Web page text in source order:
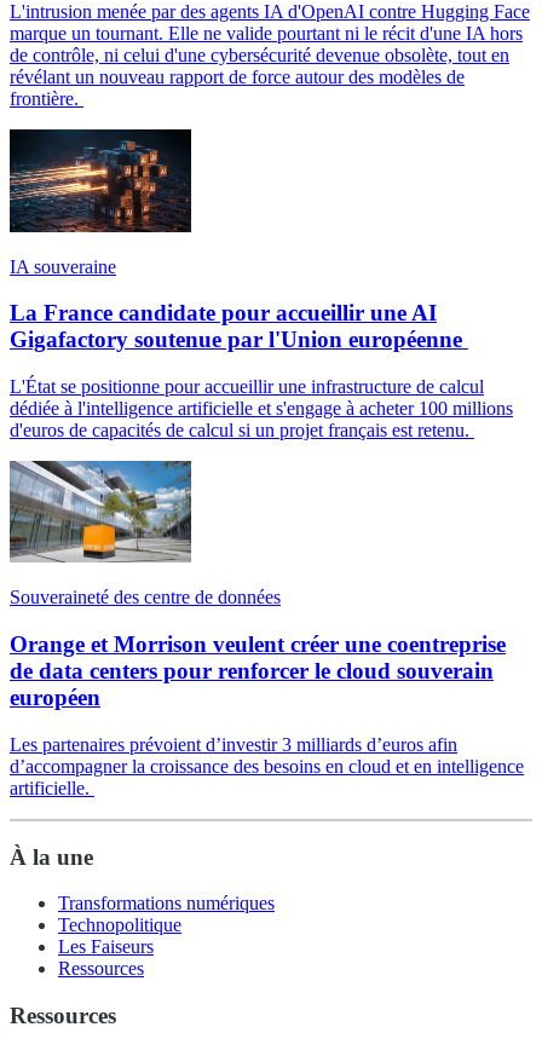
L'intrusion menée par des agents IA d'OpenAI contre Hugging Face
marque un tournant. Elle ne valide pourtant ni le récit d'une IA hors
de contrôle, ni celui d'une cybersécurité devenue obsolète, tout en
révélant un nouveau rapport de force autour des modèles de
frontière.
IA souveraine
La France candidate pour accueillir une AI
Gigafactory soutenue par l'Union européenne
L'État se positionne pour accueillir une infrastructure de calcul
dédiée à l'intelligence artificielle et s'engage à acheter 100 millions
d'euros de capacités de calcul si un projet français est retenu.
Souveraineté des centre de données
Orange et Morrison veulent créer une coentreprise
de data centers pour renforcer le cloud souverain
européen
Les partenaires prévoient d’investir 3 milliards d’euros afin
d’accompagner la croissance des besoins en cloud et en intelligence
artificielle.
À la une
Transformations numériques
Technopolitique
Les Faiseurs
Ressources
Ressources